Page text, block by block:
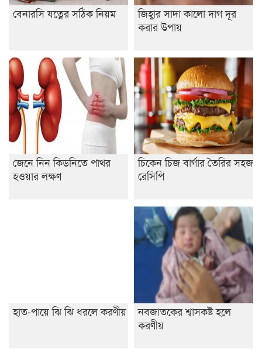
বেনারসি যত্নের সঠিক নিয়ম
জিহ্বার সাদা কালো দাগ দূর
করার উপায়
জেনে নিন কিডনিতে পাথর
হওয়ার লক্ষণ
চিকেন চিজ বার্গার তৈরির সহজ
রেসিপি
হাত-পায়ে ঝি ঝি ধরলে করণীয়
নবজাতকের শ্বাসকষ্ট হলে
করণীয়